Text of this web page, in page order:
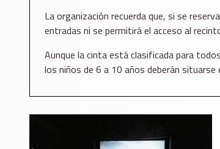
La organización recuerda que, si se
entradas ni se permitirá el acceso al
Aunque la cinta está clasificada para
los niños de 6 a 10 años deberán